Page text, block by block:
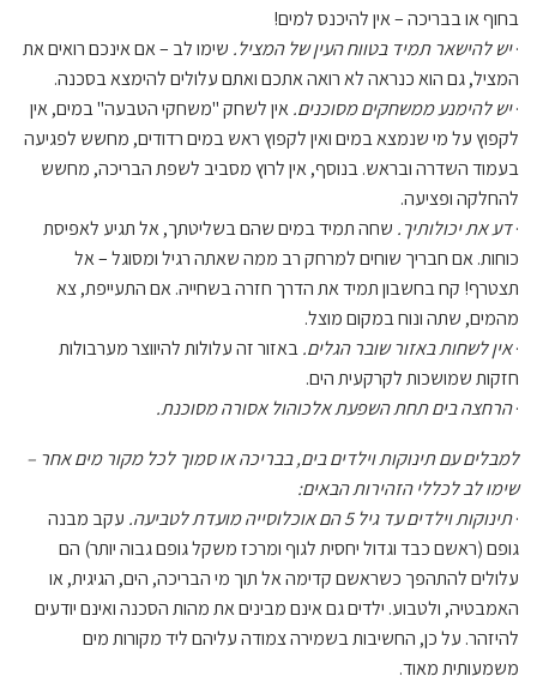
בחוף או בבריכה – אין להיכנס למים!
·יש להישאר תמיד בטווח העין של המציל. שימו לב – אם אינכם רואים את
המציל, גם הוא כנראה לא רואה אתכם ואתם עלולים להימצא בסכנה.
·יש להימנע ממשחקים מסוכנים.אין לשחק "משחקי הטבעה" במים, אין
לקפוץ על מי שנמצא במים ואין לקפוץ ראש במים רדודים, מחשש לפגיעה
בעמוד השדרה ובראש. בנוסף, אין לרוץ מסביב לשפת הבריכה, מחשש
להחלקה ופציעה.
·דע את יכולותיך. שחה תמיד במים שהם בשליטתך, אל תגיע לאפיסת
כוחות. אם חבריך שוחים למרחק רב ממה שאתה רגיל ומסוגל – אל
תצטרף! קח בחשבון תמיד את הדרך חזרה בשחייה. אם התעייפת, צא
מהמים, שתה ונוח במקום מוצל.
·אין לשחות באזור שובר הגלים.באזור זה עלולות להיווצר מערבולות
חזקות שמושכות לקרקעית הים.
·הרחצה בים תחת השפעת אלכוהול אסורה מסוכנת.
למבלים עם תינוקות וילדים בים, בבריכה או סמוך לכל מקור מים אחר –
שימו לב לכללי הזהירות הבאים:
·תינוקות וילדים עד גיל 5 הם אוכלוסייה מועדת לטביעה.
עקב מבנה
גופם (ראשם כבד וגדול יחסית לגוף ומרכז משקל גופם גבוה יותר) הם
עלולים להתהפך כשראשם קדימה אל תוך מי הבריכה, הים, הגיגית, או
האמבטיה, ולטבוע. ילדים גם אינם מבינים את מהות הסכנה ואינם יודעים
להיזהר. על כן, החשיבות בשמירה צמודה עליהם ליד מקורות מים
משמעותית מאוד.